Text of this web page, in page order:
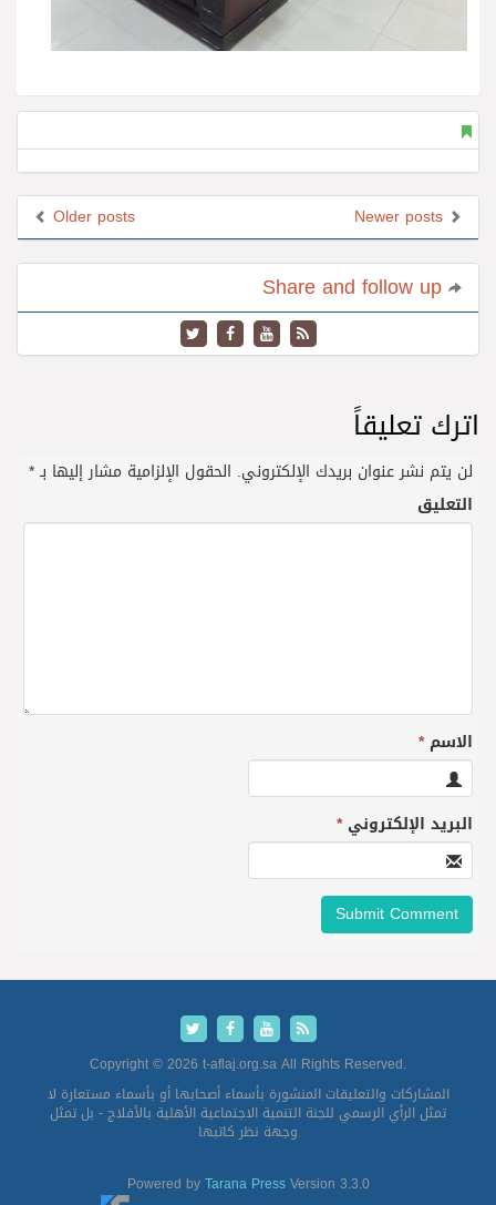
Older posts
اترك تعليقاً
لن يتم نشر عنوان بريدك الإلكتروني. الحقول الإلزامية مشار إليها بـ*
التعليق
الاسم*
البريد الإلكتروني*
Copyright © 2026 t-aflaj.org.sa All Rights Reserved.
المشاركات والتعليقات المنشورة بأسماء أصحابها أو بأسماء مستعارة لا
تمثل الرأي الرسمي للجنة التنمية الاجتماعية الأهلية بالأفلاج - بل تمثل
وجهة نظر كاتبها
Powered byTarana PressVersion 3.3.0